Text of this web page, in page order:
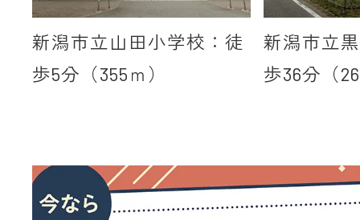
新潟市立山田小学校：徒
歩5分（355ｍ）
新潟市立
歩36分（